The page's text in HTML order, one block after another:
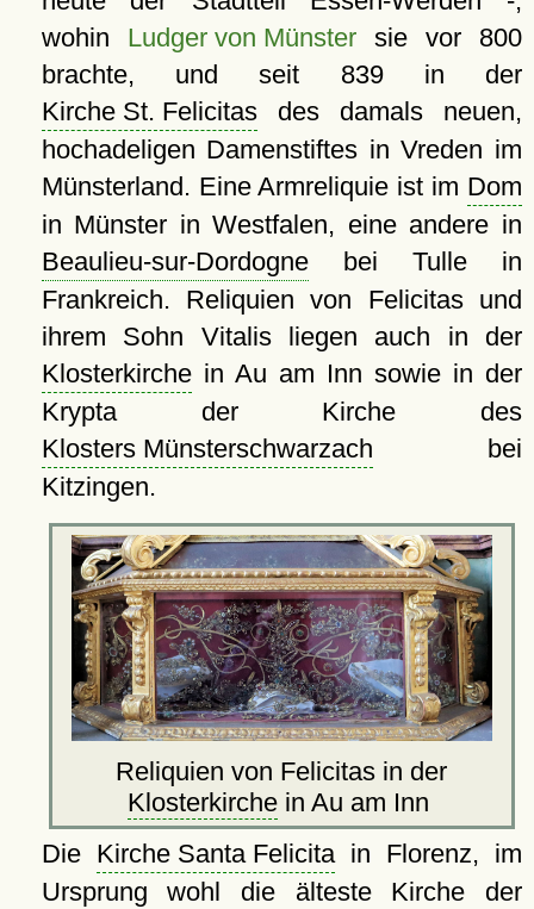
wohin Ludger von Münstersie vor 800
brachte, und seit 839 in der
Kirche St. Felicitasdes damals neuen,
hochadeligen Damenstiftes in Vreden im
Münsterland. Eine Armreliquie ist im Dom
in Münster in Westfalen, eine andere in
Beaulieu-sur-Dordognebei Tulle in
Frankreich. Reliquien von Felicitas und
ihrem Sohn Vitalis liegen auch in der
Klosterkirchein Au am Inn sowie in der
Krypta der Kirche des
Klosters Münsterschwarzach bei
Kitzingen.
Reliquien von Felicitas in der
Klosterkirchein Au am Inn
Die Kirche Santa Felicitain Florenz, im
Ursprung wohl die älteste Kirche der